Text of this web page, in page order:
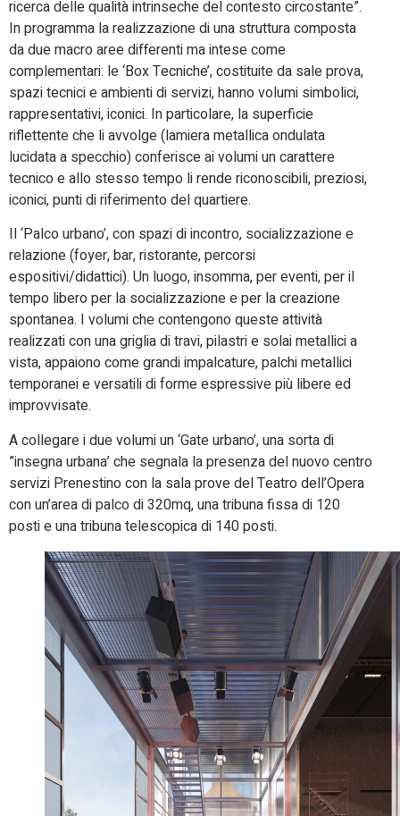
ricerca delle qualità intrinseche del contesto circostante”.
In programma la realizzazione di una struttura composta
da due macro aree differenti ma intese come
complementari: le ‘Box Tecniche’, costituite da sale prova,
spazi tecnici e ambienti di servizi, hanno volumi simbolici,
rappresentativi, iconici. In particolare, la superficie
riflettente che li avvolge (lamiera metallica ondulata
lucidata a specchio) conferisce ai volumi un carattere
tecnico e allo stesso tempo li rende riconoscibili, preziosi,
iconici, punti di riferimento del quartiere.
Il ‘Palco urbano’, con spazi di incontro, socializzazione e
relazione (foyer, bar, ristorante, percorsi
espositivi/didattici). Un luogo, insomma, per eventi, per il
tempo libero per la socializzazione e per la creazione
spontanea. I volumi che contengono queste attività
realizzati con una griglia di travi, pilastri e solai metallici a
vista, appaiono come grandi impalcature, palchi metallici
temporanei e versatili di forme espressive più libere ed
improvvisate.
A collegare i due volumi un ‘Gate urbano’, una sorta di
”insegna urbana’ che segnala la presenza del nuovo centro
servizi Prenestino con la sala prove del Teatro dell’Opera
con un’area di palco di 320mq, una tribuna fissa di 120
posti e una tribuna telescopica di 140 posti.